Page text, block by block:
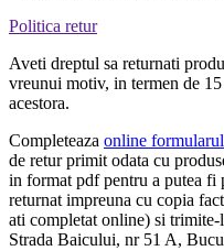
Politica retur
Aveti dreptul sa returnati
vreunui motiv, in termen de
acestora.
Completeaza online
de retur primit odata cu
in format pdf pentru a putea fi
returnat impreuna cu copia
ati completat online) si
Strada Baicului, nr 51 A,